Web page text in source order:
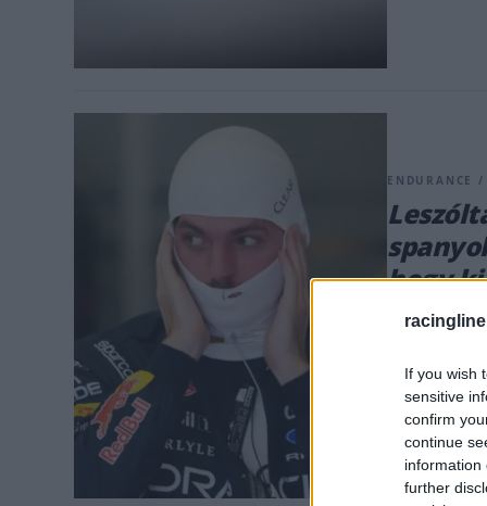
If you wish
sensitive
confirm
continue
information
further
ENDURANCE
hogy
A hétvégi
online
érvet
gyorsan